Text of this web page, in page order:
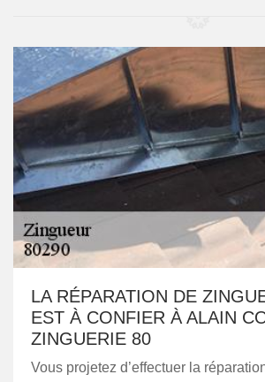
LA RÉPARATION DE
EST À CONFIER À ALAIN
ZINGUERIE 80
Vous projetez d’effectuer la